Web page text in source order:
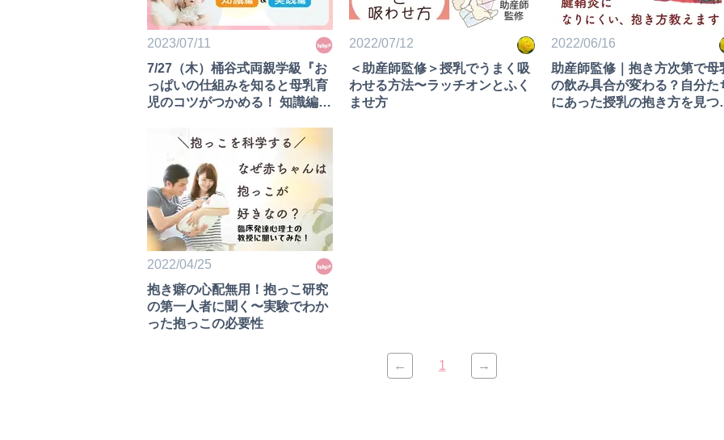
2023/07/11
7/27（木）桶谷式両親学級『お
っぱいの仕組みを知ると母乳育
児のコツがつかめる！ 知識編&
インで無料開催！
2022/07/12
＜助産師監修＞授乳でうまく吸
わせる方法〜ラッチオンとふく
ませ方
2022/06/16
助産師監修｜抱き方次第で母
の飲み具合が変わる？自分た
にあった授乳の抱き方を見つ
2022/04/25
抱き癖の心配無用！抱っこ研究
の第一人者に聞く〜実験でわか
った抱っこの必要性
← 1 →